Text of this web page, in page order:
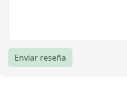
Enviar reseña